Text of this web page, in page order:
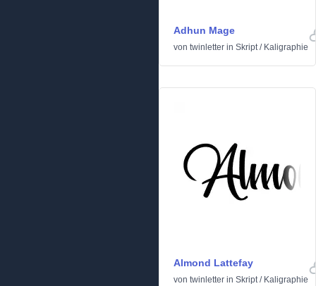
Adhun Mage
von twinletter in Skript/ Kaligraphie
Almond Lattefay
von twinletter in Skript/ Kaligraphie